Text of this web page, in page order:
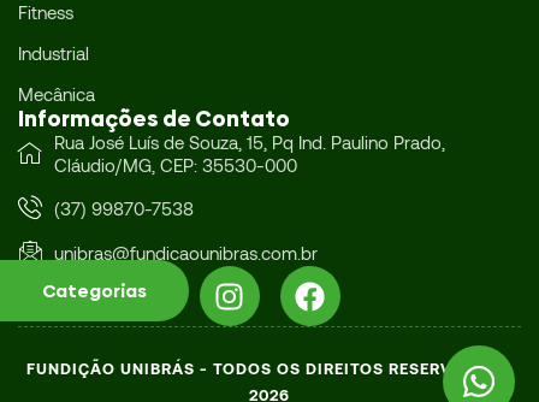
Categorias
Fitness
Industrial
Mecânica
Informações de Contato
Rua José Luís de Souza, 15, Pq Ind. Paulino Prado,
Cláudio/MG, CEP: 35530-000
(37) 99870-7538
unibras@fundicaounibras.com.br
FUNDIÇÃO UNIBRÁS - TODOS OS DIREITOS RESERVADOS -
2026